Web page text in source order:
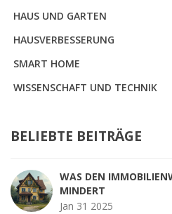
HAUS UND GARTEN
HAUSVERBESSERUNG
SMART HOME
WISSENSCHAFT UND TECHNIK
BELIEBTE BEITRÄGE
WAS DEN
MINDERT
Jan 31 2025